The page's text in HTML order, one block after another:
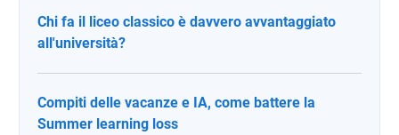
Chi fa il liceo classico è davvero avvantaggiato
all'università?
Compiti delle vacanze e IA, come battere la
Summer learning loss